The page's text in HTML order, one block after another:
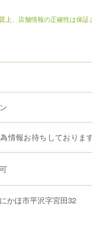
上、店舗情報の正確性は保
情報お待ちしておりま
にかほ市平沢字宮田32